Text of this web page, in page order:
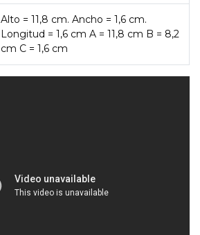
Alto = 11,8 cm. Ancho = 1,6 cm.
Longitud = 1,6 cm A = 11,8 cm B = 8,2
cm C = 1,6 cm